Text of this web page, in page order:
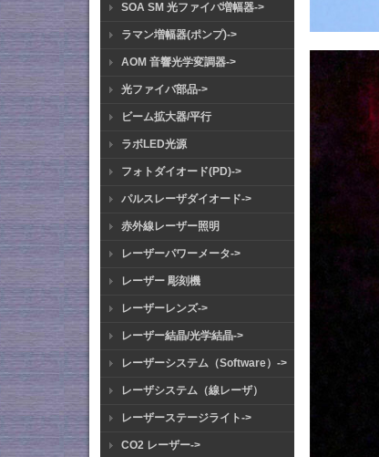
SOA SM 光ファイバ増幅器->
ラマン増幅器(ポンプ)->
AOM 音響光学変調器->
光ファイバ部品->
ビーム拡大器/平行
ラボLED光源
フォトダイオード(PD)->
パルスレーザダイオード->
赤外線レーザー照明
レーザーパワーメータ->
レーザー 彫刻機
レーザーレンズ->
レーザー結晶/光学結晶->
レーザーシステム（Software）->
レーザシステム（線レーザ）
レーザーステージライト->
CO2 レーザー->